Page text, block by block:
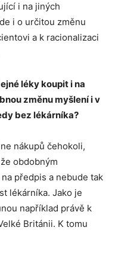
i na jiných
i o určitou změnu
a k racionalizaci
léky koupit i na
změnu myšlení i v
bez lékárníka?
nákupů čehokoli,
obdobným
předpis a nebude tak
lékárníka. Jako je
například právě k
Británii. K tomu